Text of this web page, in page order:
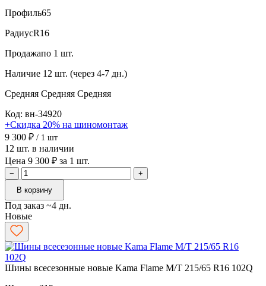
Профиль65
РадиусR16
Продажапо 1 шт.
Наличие 12 шт. (через 4-7 дн.)
Средняя Средняя Средняя
Код: вн-34920
+Скидка 20% на шиномонтаж
9 300 ₽ / 1 шт
12 шт. в наличии
Цена 9 300 ₽ за 1 шт.
−
+
В корзину
Под заказ ~4 дн.
Новые
Шины всесезонные новые Kama Flame M/T 215/65 R16 102Q